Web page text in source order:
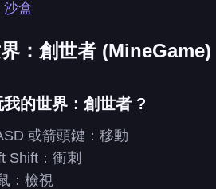
沙盒
：創世者 (MineGame)
我的世界：創世者 ?
或箭頭鍵：移動
Shift：衝刺
：檢視